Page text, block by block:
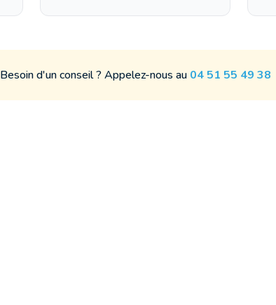
Besoin d'un conseil ? Appelez-nous au 04 51 55 49 38